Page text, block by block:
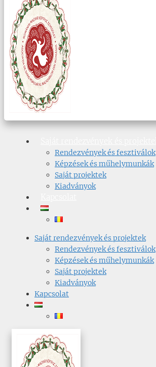
Rendezvények és fesztiválok
Képzések és műhelymunkák
Saját projektek
Kiadványok
Saját rendezvények és projektek
Rendezvények és fesztiválok
Képzések és műhelymunkák
Saját projektek
Kiadványok
Kapcsolat